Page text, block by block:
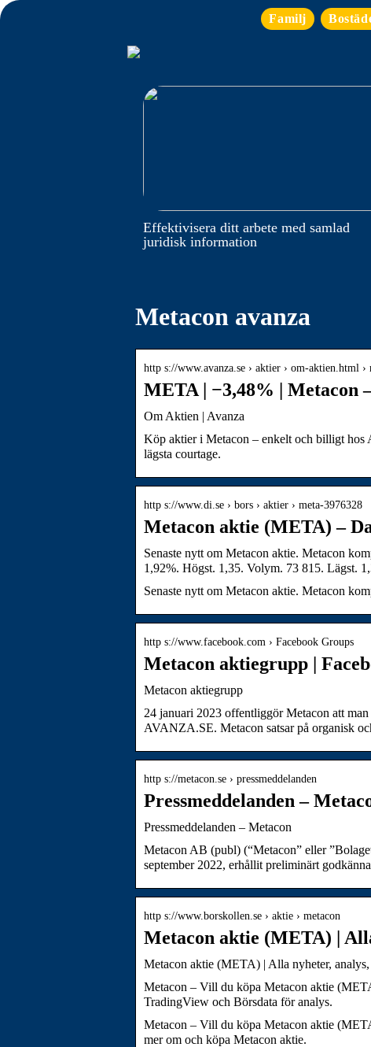
Familj
Effektivisera ditt arbete med samlad
juridisk information
Metacon avanza
http s://www.avanza.se › aktier › om-aktien.html ›
META | −3,48% | Metacon
Om Aktien | Avanza
Köp aktier i Metacon – enkelt och billigt hos
lägsta courtage.
http s://www.di.se › bors › aktier › meta-3976328
Metacon aktie (META) –
Senaste nytt om Metacon aktie. Metacon
1,92%. Högst. 1,35. Volym. 73 815. Lägst.
Senaste nytt om Metacon aktie. Metacon
http s://www.facebook.com › Facebook Groups
Metacon aktiegrupp |
Metacon aktiegrupp
24 januari 2023 offentliggör Metacon att
AVANZA.SE. Metacon satsar på organisk
http s://metacon.se › pressmeddelanden
Pressmeddelanden –
Pressmeddelanden – Metacon
Metacon AB (publ) (“Metacon” eller
september 2022, erhållit preliminärt
http s://www.borskollen.se › aktie › metacon
Metacon aktie (META) |
Metacon aktie (META) | Alla nyheter,
Metacon – Vill du köpa Metacon aktie
TradingView och Börsdata för analys.
Metacon – Vill du köpa Metacon aktie
mer om och köpa Metacon aktie.